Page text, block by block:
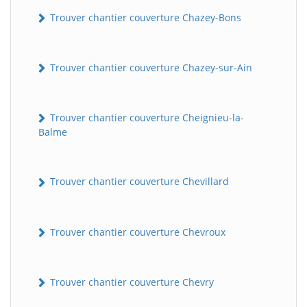
Trouver chantier couverture Chazey-Bons
Trouver chantier couverture Chazey-sur-Ain
Trouver chantier couverture Cheignieu-la-
Balme
Trouver chantier couverture Chevillard
Trouver chantier couverture Chevroux
Trouver chantier couverture Chevry